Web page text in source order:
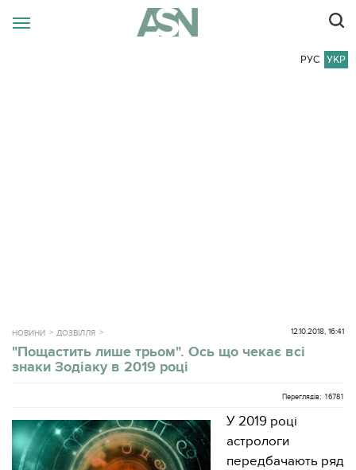
РУС УКР
НОВИНИ ДОЗВІЛЛЯ 12.10.2018, 16:41
"Пощастить лише трьом". Ось що чекає всі
знаки Зодіаку в 2019 році
Переглядів: 16781
У 2019 році
астрологи
передбачають ряд